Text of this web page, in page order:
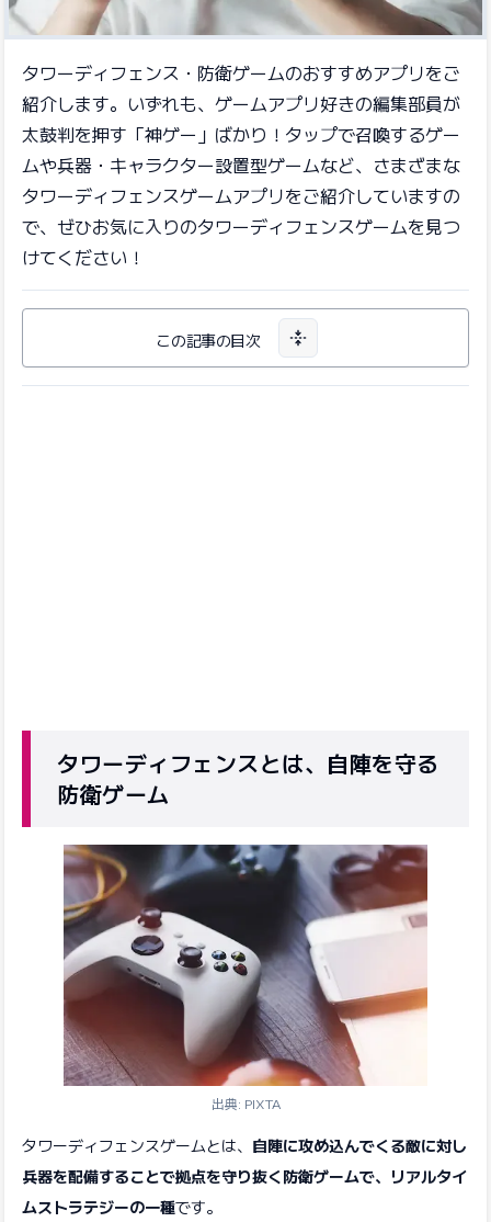
タワーディフェンス・防衛ゲームのおすすめアプリをご
紹介します。いずれも、ゲームアプリ好きの編集部員が
太鼓判を押す「神ゲー」ばかり！タップで召喚するゲー
ムや兵器・キャラクター設置型ゲームなど、さまざまな
タワーディフェンスゲームアプリをご紹介していますの
で、ぜひお気に入りのタワーディフェンスゲームを見つ
けてください！
この記事の目次 目次を開く
タワーディフェンスとは、自陣を守る
防衛ゲーム
出典: PIXTA
タワーディフェンスゲームとは、 自陣に攻め込んでくる敵に対し
兵器を配備することで拠点を守り抜く防衛ゲームで、リアルタイ
ムストラテジーの一種です。